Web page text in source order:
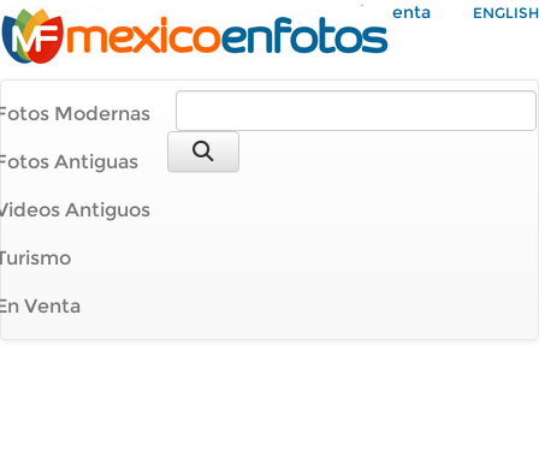
Mi Cuenta ENGLISH
Modernas
Antiguas
Antiguos
Venta